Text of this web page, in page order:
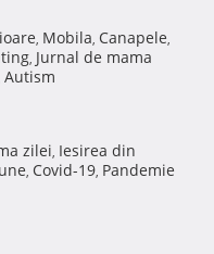
, Mobila, Canapele,
, Jurnal de mama
Autism
zilei, Iesirea din
, Covid-19, Pandemie